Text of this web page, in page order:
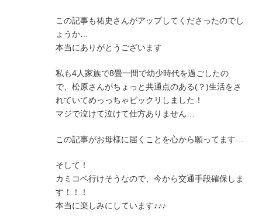
この記事も祐史さんがアップしてくださったのでし
ょうか…
本当にありがとうございます
私も4人家族で8畳一間で幼少時代を過ごしたの
で、松原さんがちょっと共通点のある(？)生活をさ
れていてめっっちゃビックリしました！
マジで泣けて泣けて仕方ありません…
この記事がお母様に届くことを心から願ってます…
そして！
カミコベ行けそうなので、今から交通手段確保しま
す！！！
本当に楽しみにしています♪♪♪